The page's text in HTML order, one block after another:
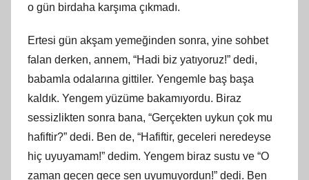
o gün birdaha karşıma çıkmadı.
Ertesi gün akşam yemeğinden sonra, yine sohbet
falan derken, annem, “Hadi biz yatıyoruz!” dedi,
babamla odalarına gittiler. Yengemle baş başa
kaldık. Yengem yüzüme bakamıyordu. Biraz
sessizlikten sonra bana, “Gerçekten uykun çok mu
hafiftir?” dedi. Ben de, “Hafiftir, geceleri neredeyse
hiç uyuyamam!” dedim. Yengem biraz sustu ve “O
zaman geçen gece sen uyumuyordun!” dedi. Ben